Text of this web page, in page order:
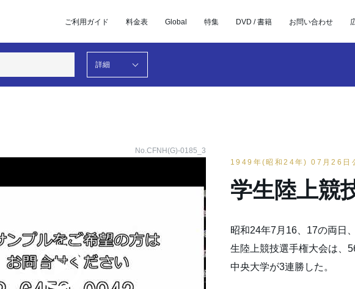
ご利用ガイド 料金表 Global 特集 DVD / 書籍 お問い合わせ
詳細
No.CFNH(G)-0185_3
1949年(昭和24年) 07月26日
学生陸上競
昭和24年7月16、17の両日
生陸上競技選手権大会は、
中央大学が3連勝した。